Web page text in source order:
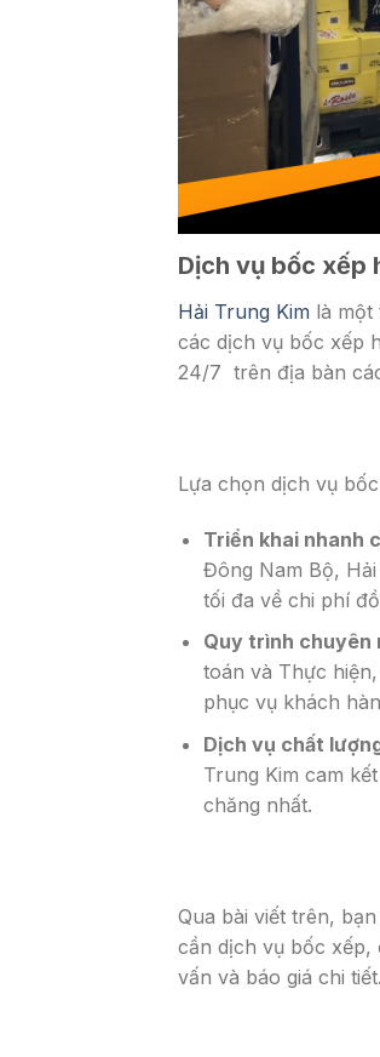
Dịch vụ bốc xếp
Hải Trung Kim là một
các dịch vụ bốc xếp
24/7 trên địa bàn
Lựa chọn dịch vụ
Triển khai nhanh
Đông Nam Bộ,
tối đa về chi phí
Quy trình chuyên
toán và Thực
phục vụ khách
Dịch vụ chất
Trung Kim cam
chăng nhất.
Qua bài viết trên,
cần dịch vụ bốc xếp,
vấn và báo giá chi